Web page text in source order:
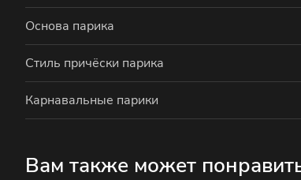
Основа парика
Стиль причёски парика
Карнавальные парики
Вам также может